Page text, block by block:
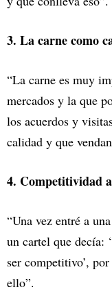
3. La carne como
“La carne es muy
mercados y la que
los acuerdos y
calidad y que
4. Competitividad
“Una vez entré a
un cartel que decía:
ser competitivo’,
ello”.